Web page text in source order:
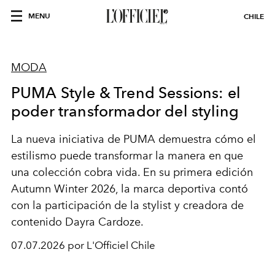
MENU CHILE
MODA
PUMA Style & Trend Sessions: el
poder transformador del styling
La nueva iniciativa de PUMA demuestra cómo el
estilismo puede transformar la manera en que
una colección cobra vida. En su primera edición
Autumn Winter 2026, la marca deportiva contó
con la participación de la stylist y creadora de
contenido Dayra Cardoze.
07.07.2026 por L'Officiel Chile